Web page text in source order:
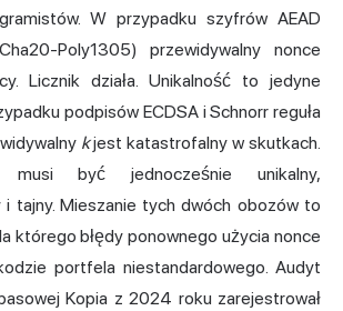
W przypadku szyfrów AEAD
Poly1305) przewidywalny nonce
Licznik działa. Unikalność to jedyne
podpisów ECDSA i Schnorr reguła
kjest katastrofalny w skutkach.
musi być jednocześnie unikalny,
i tajny. Mieszanie tych dwóch obozów to
którego błędy ponownego użycia nonce
portfela niestandardowego. Audyt
Kopia z 2024 roku zarejestrował